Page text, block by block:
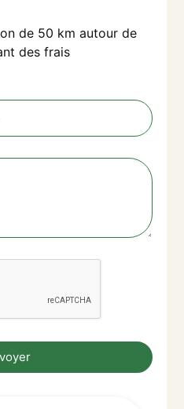
de 50 km autour de
des frais